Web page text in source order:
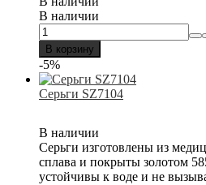
В наличии
В корзину
-5%
Серьги SZ7104
В наличии
Серьги изготовлены из
сплава и покрыты золотом
устойчивы к воде и не